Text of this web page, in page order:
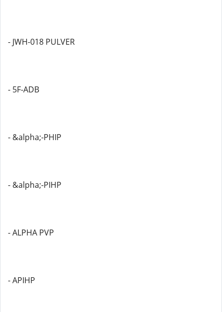
- JWH-018 PULVER
- 5F-ADB
- &alpha;-PHIP
- &alpha;-PIHP
- ALPHA PVP
- APIHP